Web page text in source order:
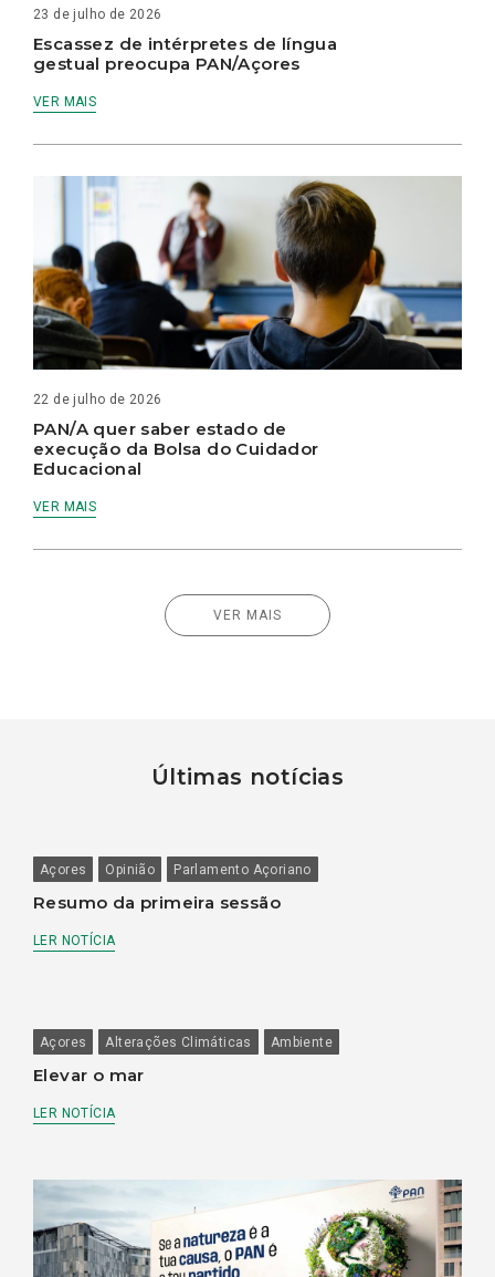
23 de julho de 2026
Escassez de intérpretes de língua
gestual preocupa PAN/Açores
VER MAIS
22 de julho de 2026
PAN/A quer saber estado de
execução da Bolsa do Cuidador
Educacional
VER MAIS
VER MAIS
Últimas notícias
Açores Opinião Parlamento Açoriano
Resumo da primeira sessão
LER NOTÍCIA
Açores Alterações Climáticas Ambiente
Elevar o mar
LER NOTÍCIA